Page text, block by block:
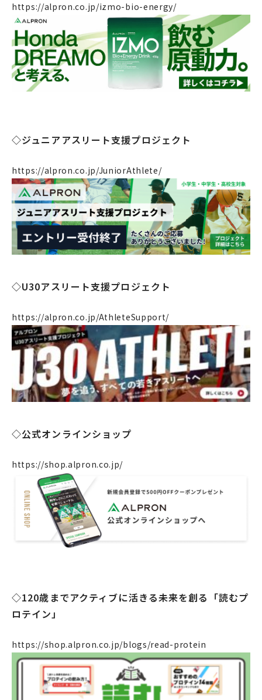
ニュース
リクルート
法人のお客様
OEM
個人のお客様 法人のお客様
https://alpron.co.jp/izmo-bio-energy/
◇ジュニアアスリート支援プロジェクト
https://alpron.co.jp/JuniorAthlete/
◇U30アスリート支援プロジェクト
https://alpron.co.jp/AthleteSupport/
◇公式オンラインショップ
https://shop.alpron.co.jp/
◇120歳までアクティブに活きる未来を創る「読むプ
ロテイン」
https://shop.alpron.co.jp/blogs/read-protein